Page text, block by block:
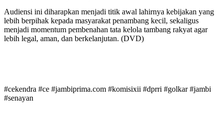
Audiensi ini diharapkan menjadi titik awal lahirnya kebijakan yang
lebih berpihak kepada masyarakat penambang kecil, sekaligus
menjadi momentum pembenahan tata kelola tambang rakyat agar
lebih legal, aman, dan berkelanjutan. (DVD)
#cekendra #ce #jambiprima.com #komisixii #dprri #golkar #jambi
#senayan